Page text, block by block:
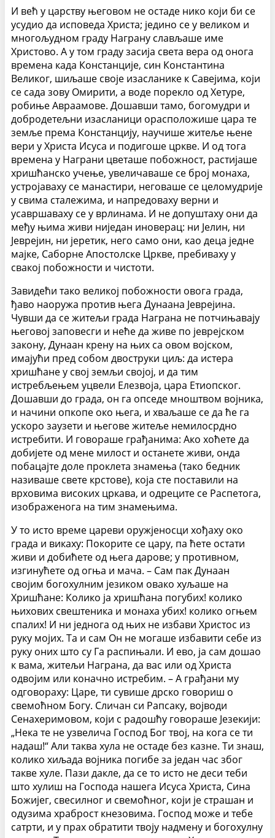
И већ у царству његовом не остаде нико који би се
усудио да исповеда Христа; једино се у великом и
многољудном граду Награну слављаше име
Христово. А у том граду засија света вера од онога
времена када Констанције, син Константина
Великог, шиљаше своје изасланике к Савејима, који
се сада зову Омирити, а воде порекло од Хетуре,
робиње Авраамове. Дошавши тамо, богомудри и
добродетељни изасланици орасположише цара те
земље према Констанцију, научише житеље њене
вери у Христа Исуса и подигоше цркве. И од тога
времена у Награни цветаше побожност, растијаше
хришћанско учење, увеличаваше се број монаха,
устројаваху се манастири, неговаше се целомудрије
у свима сталежима, и напредоваху верни и
усавршаваху се у врлинама. И не допуштаху они да
међу њима живи ниједан иноверац: ни Јелин, ни
Јеврејин, ни јеретик, него само они, као деца једне
мајке, Саборне Апостолске Цркве, пребиваху у
свакој побожности и чистоти.
Завидећи тако великој побожности овога града,
ђаво наоружа против њега Дунаана Јеврејина.
Чувши да се житељи града Награна не потчињавају
његовој заповесги и неће да живе по јеврејском
закону, Дунаан крену на њих са овом војском,
имајући пред собом двоструки циљ: да истера
хришћане у свој земљи својој, и да тим
истребљењем уцвели Елезвоја, цара Етиопског.
Дошавши до града, он га опседе мноштвом војника,
и начини опкопе око њега, и хваљаше се да ће га
ускоро заузети и његове житеље немилосрдно
истребити. И говораше грађанима: Ако хоћете да
добијете од мене милост и останете живи, онда
побацајте доле проклета знамења (тако бедник
називаше свете крстове), која сте поставили на
врховима високих цркава, и одреците се Распетога,
изображенога на тим знамењима.
У то исто време цареви оружјеносци хођаху око
града и викаху: Покорите се цару, па ћете остати
живи и добићете од њега дарове; у противном,
изгинућете од огња и мача. – Сам пак Дунаан
својим богохулним језиком овако хуљаше на
Хришћане: Колико ја хришћана погубих! колико
њихових свештеника и монаха убих! колико огњем
спалих! И ни једнога од њих не избави Христос из
руку мојих. Та и сам Он не могаше избавити себе из
руку оних што су Га распињали. И ево, ја сам дошао
к вама, житељи Награна, да вас или од Христа
одвојим или коначно истребим. – А грађани му
одговораху: Царе, ти сувише дрско говориш о
свемоћном Богу. Сличан си Рапсаку, војводи
Сенахеримовом, који с радошћу говораше Језекији:
„Нека те не узвелича Господ Бог твој, на кога се ти
надаш!“ Али таква хула не остаде без казне. Ти знаш,
колико хиљада војника погибе за један час због
такве хуле. Пази дакле, да се то исто не деси теби
што хулиш на Господа нашега Исуса Христа, Сина
Божијег, свесилног и свемоћног, који је страшан и
одузима храброст кнезовима. Господ може и тебе
сатрти, и у прах обратити твоју надмену и богохулну